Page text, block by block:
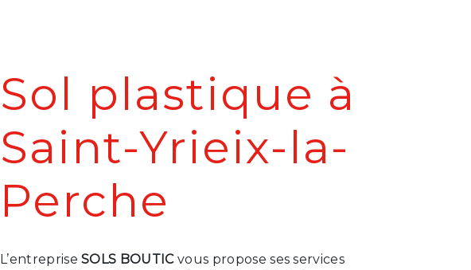
Sol plastique à
Saint-Yrieix-la-
Perche
L’entrepriseSOLS BOUTICvous propose ses services